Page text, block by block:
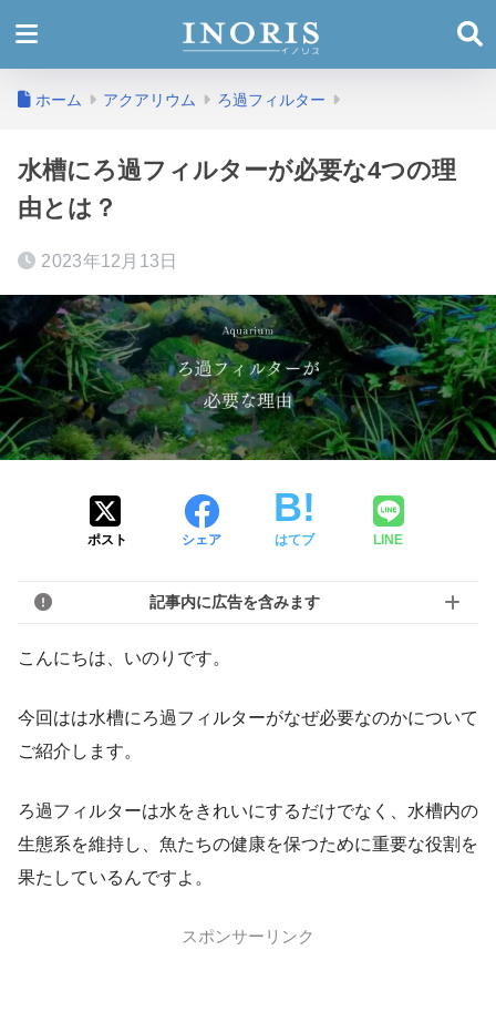
ホーム アクアリウム ろ過フィルター
水槽にろ過フィルターが必要な4つの理
由とは？
2023年12月13日
ポスト シェア はてブ LINE
記事内に広告を含みます
こんにちは、いのりです。
今回はは水槽にろ過フィルターがなぜ必要なのかについて
ご紹介します。
ろ過フィルターは水をきれいにするだけでなく、水槽内の
生態系を維持し、魚たちの健康を保つために重要な役割を
果たしているんですよ。
スポンサーリンク